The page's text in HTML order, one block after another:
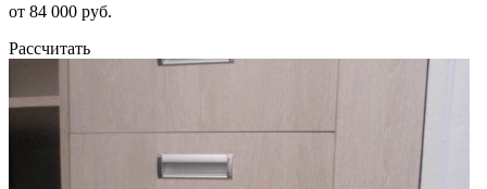
от 84 000 руб.
Рассчитать